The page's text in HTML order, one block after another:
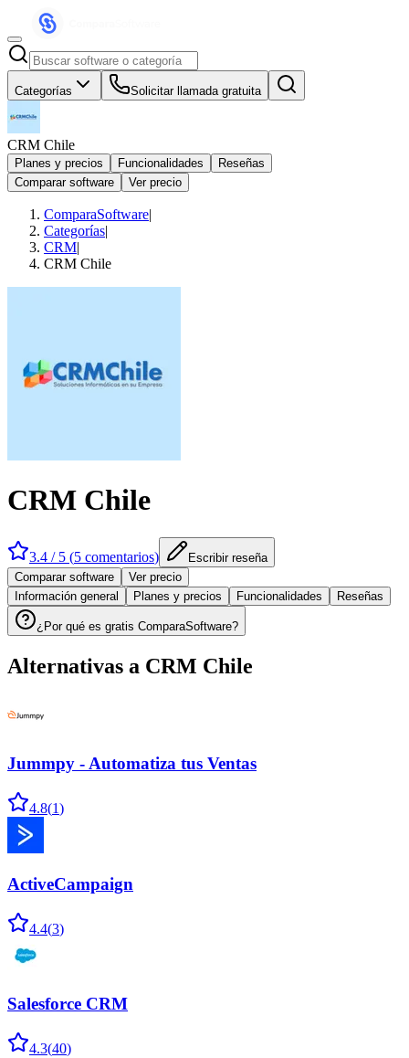
Categorías Solicitar llamada gratuita
CRM Chile
Planes y precios Funcionalidades
Reseñas
Comparar software
Ver precio
ComparaSoftware|
Categorías|
CRM|
CRM Chile
CRM Chile
3.4 / 5 (5 comentarios)
Escribir reseña
Comparar software
Ver precio
Información general
Planes y precios Funcionalidades Reseñas
¿Por qué es gratis ComparaSoftware?
Alternativas a CRM Chile
Jummpy - Automatiza tus Ventas
4.8(1)
ActiveCampaign
4.4(3)
Salesforce CRM
4.3(40)